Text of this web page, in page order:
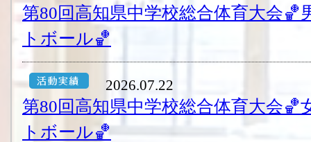
第80回高知県中学校総合体育大会🏀
トボール🏀
2026.07.22
第80回高知県中学校総合体育大会🏀
トボール🏀